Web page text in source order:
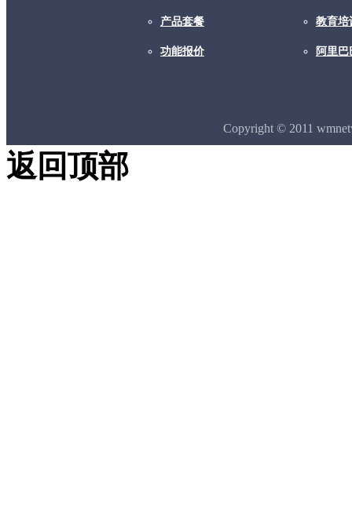
产品套餐
功能报价
教育培
阿里巴
Copyright © 2011
返回顶部